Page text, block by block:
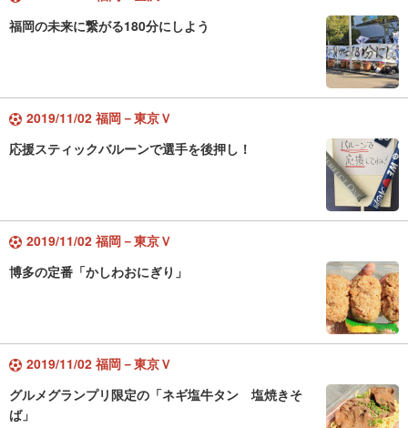
福岡の未来に繋がる180分にしよう
2019/11/02 福岡－東京Ｖ
応援スティックバルーンで選手を後押し！
2019/11/02 福岡－東京Ｖ
博多の定番「かしわおにぎり」
2019/11/02 福岡－東京Ｖ
グルメグランプリ限定の「ネギ塩牛タン 塩焼きそ
ば」